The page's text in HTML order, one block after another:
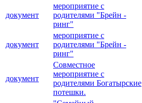
документ
мероприятие с
родителями "Брейн -
ринг"
документ
мероприятие с
родителями "Брейн -
ринг"
документ
Совместное
мероприятие с
родителями Богатырские
потешки.